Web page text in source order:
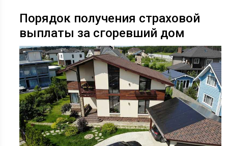
Порядок получения страховой
выплаты за сгоревший дом